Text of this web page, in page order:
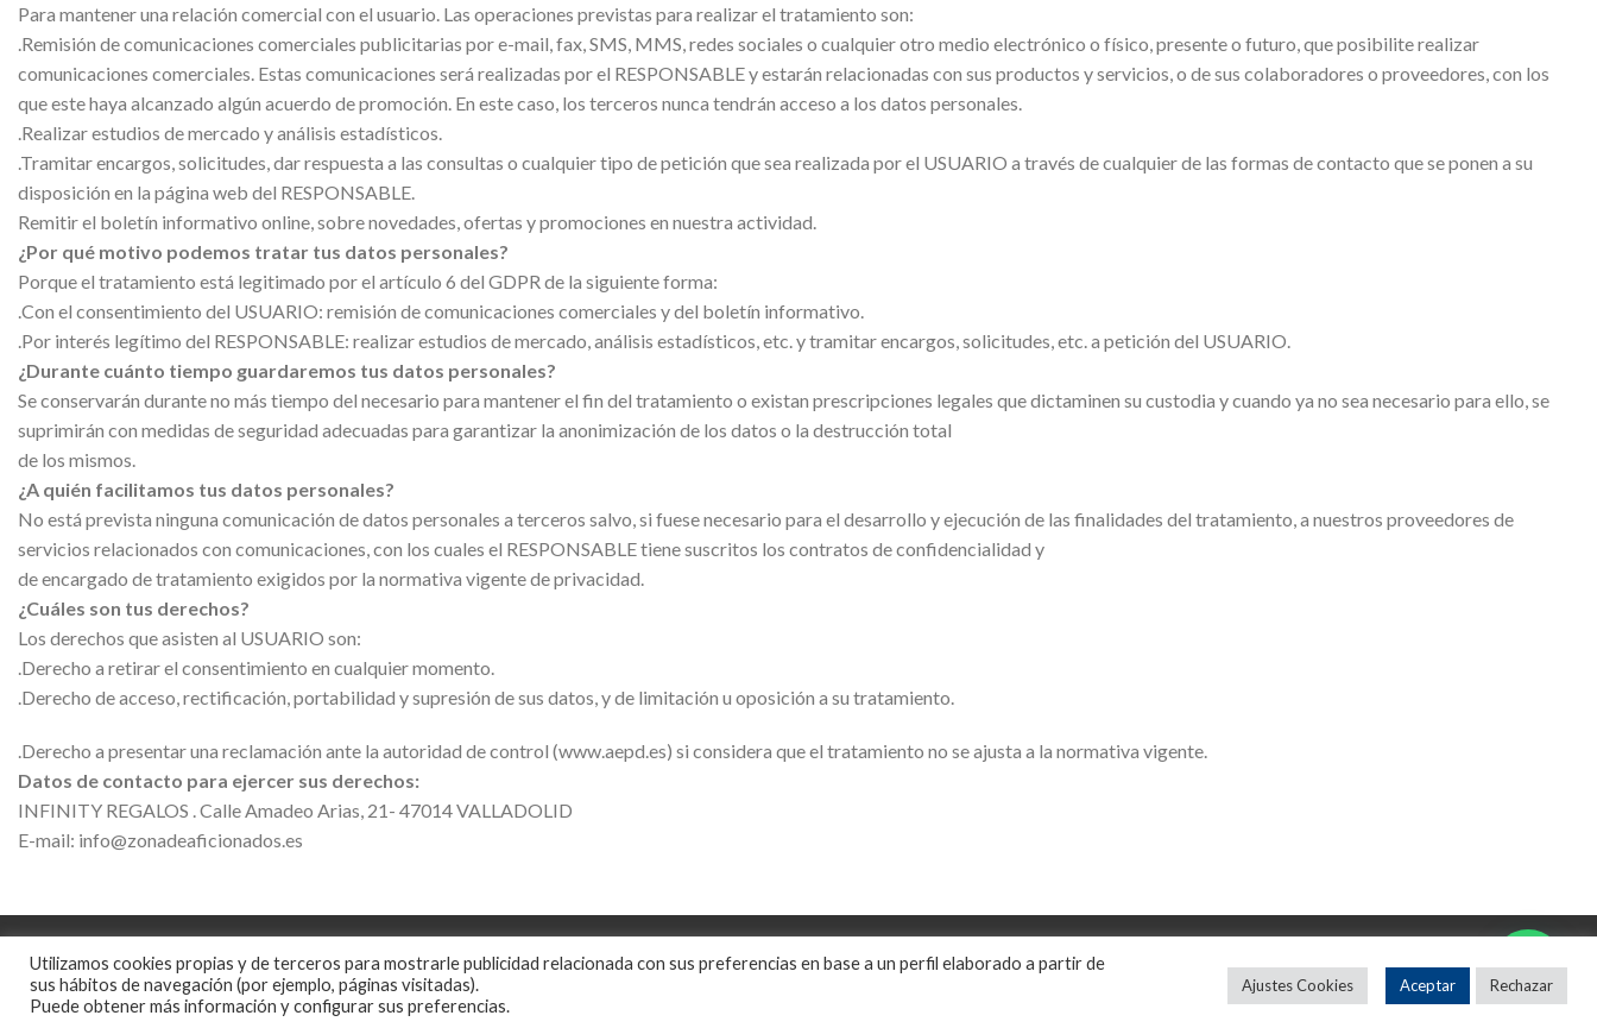
Para mantener una relación comercial con el usuario. Las operaciones previstas para realizar el tratamiento son:
.Remisión de comunicaciones comerciales publicitarias por e-mail, fax, SMS, MMS, redes sociales o cualquier otro medio electrónico o físico, presente o futuro, que posibilite realizar
comunicaciones comerciales. Estas comunicaciones será realizadas por el RESPONSABLE y estarán relacionadas con sus productos y servicios, o de sus colaboradores o proveedores, con los
que este haya alcanzado algún acuerdo de promoción. En este caso, los terceros nunca tendrán acceso a los datos personales.
.Realizar estudios de mercado y análisis estadísticos.
.Tramitar encargos, solicitudes, dar respuesta a las consultas o cualquier tipo de petición que sea realizada por el USUARIO a través de cualquier de las formas de contacto que se ponen a su
disposición en la página web del RESPONSABLE.
Remitir el boletín informativo online, sobre novedades, ofertas y promociones en nuestra actividad.
¿Por qué motivo podemos tratar tus datos personales?
Porque el tratamiento está legitimado por el artículo 6 del GDPR de la siguiente forma:
.Con el consentimiento del USUARIO: remisión de comunicaciones comerciales y del boletín informativo.
.Por interés legítimo del RESPONSABLE: realizar estudios de mercado, análisis estadísticos, etc. y tramitar encargos, solicitudes, etc. a petición del USUARIO.
¿Durante cuánto tiempo guardaremos tus datos personales?
Se conservarán durante no más tiempo del necesario para mantener el fin del tratamiento o existan prescripciones legales que dictaminen su custodia y cuando ya no sea necesario para ello, se
suprimirán con medidas de seguridad adecuadas para garantizar la anonimización de los datos o la destrucción total
de los mismos.
¿A quién facilitamos tus datos personales?
No está prevista ninguna comunicación de datos personales a terceros salvo, si fuese necesario para el desarrollo y ejecución de las finalidades del tratamiento, a nuestros proveedores de
servicios relacionados con comunicaciones, con los cuales el RESPONSABLE tiene suscritos los contratos de confidencialidad y
de encargado de tratamiento exigidos por la normativa vigente de privacidad.
¿Cuáles son tus derechos?
Los derechos que asisten al USUARIO son:
.Derecho a retirar el consentimiento en cualquier momento.
.Derecho de acceso, rectificación, portabilidad y supresión de sus datos, y de limitación u oposición a su tratamiento.
.Derecho a presentar una reclamación ante la autoridad de control (www.aepd.es) si considera que el tratamiento no se ajusta a la normativa vigente.
Datos de contacto para ejercer sus derechos:
INFINITY REGALOS . Calle Amadeo Arias, 21- 47014 VALLADOLID
E-mail: info@zonadeaficionados.es
© 2026 - Zona de Aficionados -Aviso legal-Política de privacidad-Condiciones generales de contratación
Utilizamos cookies propias y de terceros para mostrarle publicidad relacionada con sus preferencias en base a un perfil elaborado a partir de
sus hábitos de navegación (por ejemplo, páginas visitadas).
Puede obtener más información y configurar sus preferencias.
Ajustes Cookies Aceptar Rechazar